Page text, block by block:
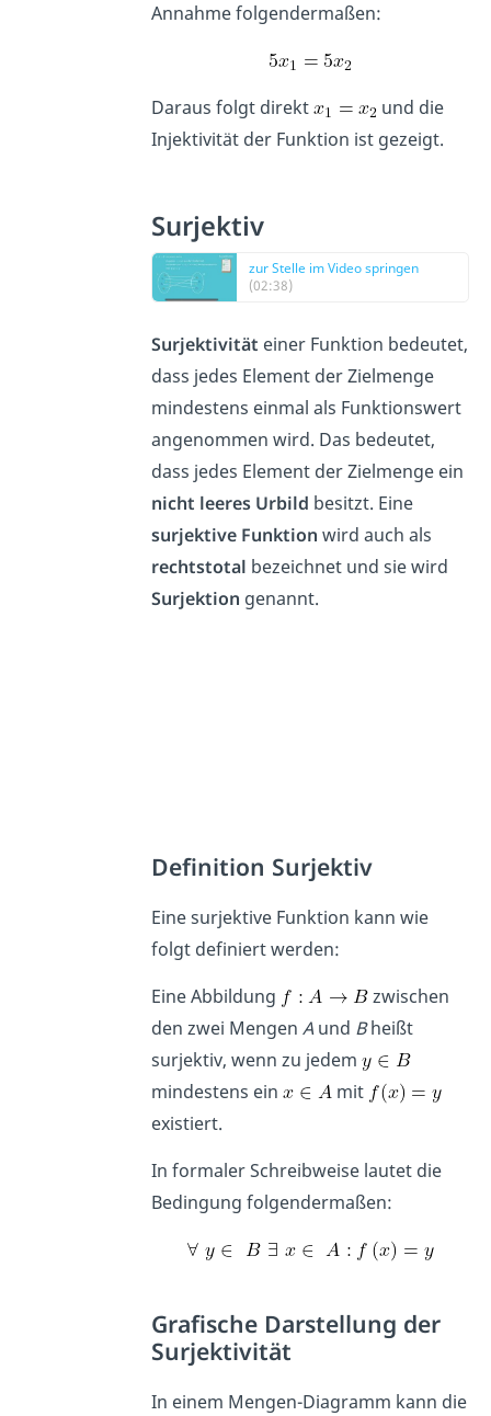
Annahme folgendermaßen:
Daraus folgt direkt
und die
Injektivität der Funktion ist gezeigt.
Surjektiv
zur Stelle im Video springen
(02:38)
Surjektivität einer Funktion bedeutet,
dass jedes Element der Zielmenge
mindestens einmal als Funktionswert
angenommen wird. Das bedeutet,
dass jedes Element der Zielmenge ein
nicht leeres Urbild besitzt. Eine
surjektive Funktion wird auch als
rechtstotal bezeichnet und sie wird
Surjektion genannt.
Definition Surjektiv
Eine surjektive Funktion kann wie
folgt definiert werden:
Eine Abbildung
zwischen
den zwei MengenAund Bheißt
surjektiv, wenn zu jedem
mindestens ein
mit
existiert.
In formaler Schreibweise lautet die
Bedingung folgendermaßen:
Grafische Darstellung der
Surjektivität
In einem Mengen-Diagramm kann die